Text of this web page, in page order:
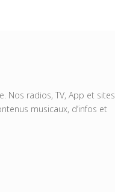
Nos radios, TV, App et sites
musicaux, d’infos et